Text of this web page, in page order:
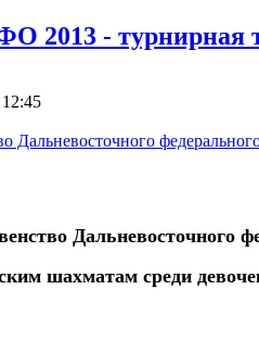
2013 - турнирная
Дальневосточного
Дальневосточного
шахматам среди